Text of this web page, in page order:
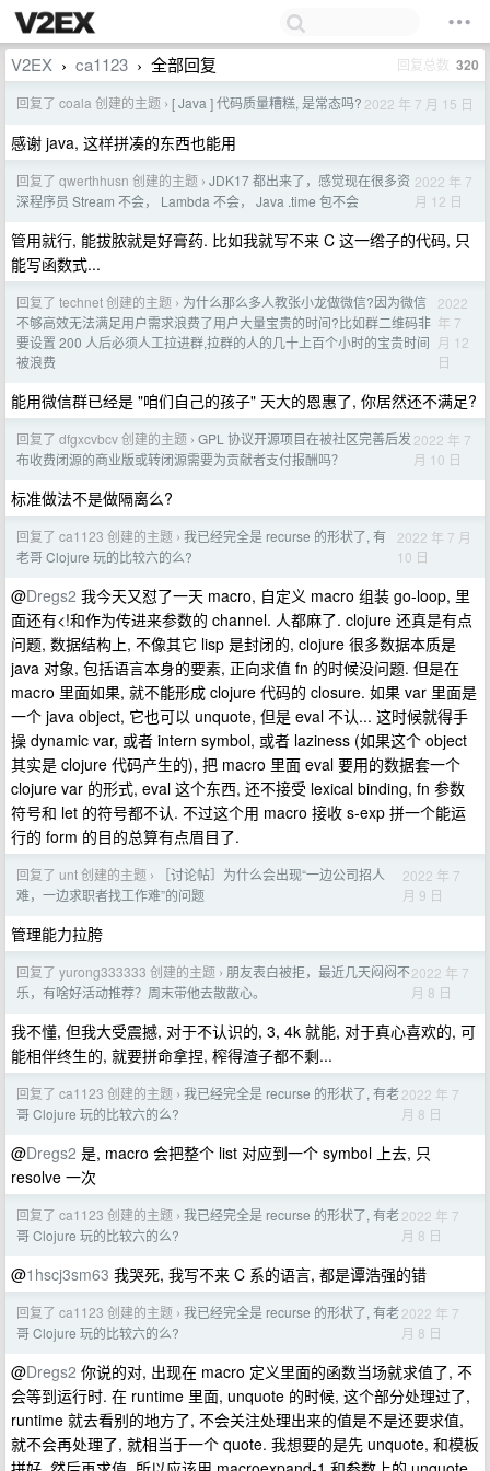
V2EX › ca1123 › 全部回复 回复总数 320
回复了 coala 创建的主题 › [ Java ] 代码质量糟糕, 是常态吗? 2022 年 7 月 15 日
感谢 java, 这样拼凑的东西也能用
回复了 qwerthhusn 创建的主题 › JDK17 都出来了，感觉现在很多资
深程序员 Stream 不会， Lambda 不会， Java .time 包不会
2022 年 7
月 12 日
管用就行, 能拔脓就是好膏药. 比如我就写不来 C 这一绺子的代码, 只
能写函数式...
回复了 technet 创建的主题 › 为什么那么多人教张小龙做微信?因为微信
不够高效无法满足用户需求浪费了用户大量宝贵的时间?比如群二维码非
要设置 200 人后必须人工拉进群,拉群的人的几十上百个小时的宝贵时间
被浪费
2022
年 7
月 12
日
能用微信群已经是 "咱们自己的孩子" 天大的恩惠了, 你居然还不满足?
回复了 dfgxcvbcv 创建的主题 › GPL 协议开源项目在被社区完善后发
布收费闭源的商业版或转闭源需要为贡献者支付报酬吗？
2022 年 7
月 10 日
标准做法不是做隔离么?
回复了 ca1123 创建的主题 › 我已经完全是 recurse 的形状了, 有
老哥 Clojure 玩的比较六的么?
2022 年 7 月
10 日
@Dregs2 我今天又怼了一天 macro, 自定义 macro 组装 go-loop, 里
面还有<!和作为传进来参数的 channel. 人都麻了. clojure 还真是有点
问题, 数据结构上, 不像其它 lisp 是封闭的, clojure 很多数据本质是
java 对象, 包括语言本身的要素, 正向求值 fn 的时候没问题. 但是在
macro 里面如果, 就不能形成 clojure 代码的 closure. 如果 var 里面是
一个 java object, 它也可以 unquote, 但是 eval 不认... 这时候就得手
操 dynamic var, 或者 intern symbol, 或者 laziness (如果这个 object
其实是 clojure 代码产生的), 把 macro 里面 eval 要用的数据套一个
clojure var 的形式, eval 这个东西, 还不接受 lexical binding, fn 参数
符号和 let 的符号都不认. 不过这个用 macro 接收 s-exp 拼一个能运
行的 form 的目的总算有点眉目了.
回复了 unt 创建的主题 ›
［讨论帖］为什么会出现“一边公司招人
难，一边求职者找工作难”的问题
2022 年 7
月 9 日
管理能力拉胯
回复了 yurong333333 创建的主题 › 朋友表白被拒，最近几天闷闷不
乐，有啥好活动推荐？周末带他去散散心。
2022 年 7
月 8 日
我不懂, 但我大受震撼, 对于不认识的, 3, 4k 就能, 对于真心喜欢的, 可
能相伴终生的, 就要拼命拿捏, 榨得渣子都不剩...
回复了 ca1123 创建的主题 › 我已经完全是 recurse 的形状了, 有老
哥 Clojure 玩的比较六的么?
2022 年 7
月 8 日
@Dregs2 是, macro 会把整个 list 对应到一个 symbol 上去, 只
resolve 一次
回复了 ca1123 创建的主题 › 我已经完全是 recurse 的形状了, 有老
哥 Clojure 玩的比较六的么?
2022 年 7
月 8 日
@1hscj3sm63 我哭死, 我写不来 C 系的语言, 都是谭浩强的错
回复了 ca1123 创建的主题 › 我已经完全是 recurse 的形状了, 有老
哥 Clojure 玩的比较六的么?
2022 年 7
月 8 日
@Dregs2 你说的对, 出现在 macro 定义里面的函数当场就求值了, 不
会等到运行时. 在 runtime 里面, unquote 的时候, 这个部分处理过了,
runtime 就去看别的地方了, 不会关注处理出来的值是不是还要求值,
就不会再处理了, 就相当于一个 quote. 我想要的是先 unquote, 和模板